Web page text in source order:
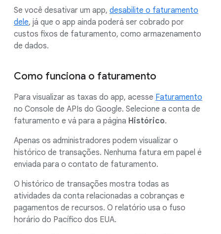
Se você desativar um app, desabilite o faturamento
dele, já que o app ainda poderá ser cobrado por
custos fixos de faturamento, como armazenamento
de dados.
Como funciona o faturamento
Para visualizar as taxas do app, acesse Faturamento
no Console de APIs do Google. Selecione a conta de
faturamento e vá para a página Histórico.
Apenas os administradores podem visualizar o
histórico de transações. Nenhuma fatura em papel é
enviada para o contato de faturamento.
O histórico de transações mostra todas as
atividades da conta relacionadas a cobranças e
pagamentos de recursos. O relatório usa o fuso
horário do Pacífico dos EUA.